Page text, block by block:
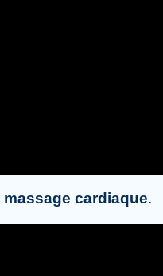
massage cardiaque.